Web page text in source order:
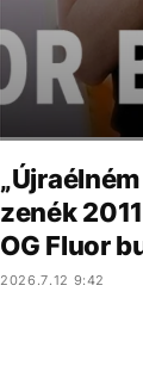
zenék
OG Fluor
2026.7.12 9:42